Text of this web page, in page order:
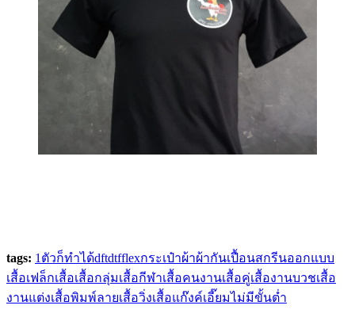
tags: 1ตัวก็ทำได้dftdtfflexกระเป๋าผ้าผ้ากันเปื้อนสกรีนออกแบบ
เสื้อเฟล็กเสื้อเสื้อกลุ่มเสื้อกีฬาเสื้อคนงานเสื้อคู่เสื้องานบวชเสื้อ
งานแต่งเสื้อพิมพ์ลายเสื้อวิ่งเสื้อแก๊งค์เอี๊ยมไม่มีขั้นต่ำ